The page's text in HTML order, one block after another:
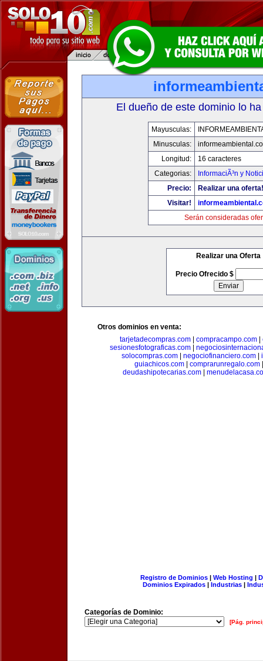
El dueño de este dominio lo
Mayusculas:
Minusculas:
Longitud:
16 caracteres
Categorias:
InformaciÃ³n y
Precio:
Realizar una oferta!
Visitar!
Serán consideradas
Realizar una Oferta
Precio Ofrecido $
Otros dominios en venta:
tarjetadecompras.com
compracampo.com
sesionesfotograficas.com
solocompras.com| negociofinanciero.com|
guiachicos.com
comprarunregalo.com
deudashipotecarias.com|
Registro de Dominios| Web Hosting |
Dominios Expirados | Industrias |
Categorías de Dominio:
[Pág.